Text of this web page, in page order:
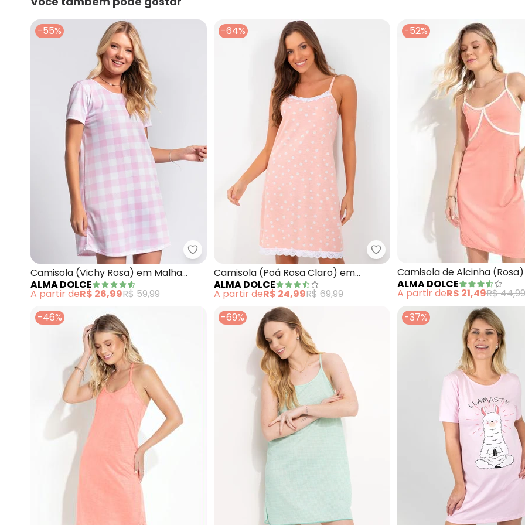
-55%
Alma Dolce - Camisola (Vichy Rosa) em Malha Colméia
Camisola (Vichy Rosa) em Malha
Colméia
ALMA DOLCE
A partir deR$ 26,99R$ 59,99
-64%
Alma Dolce - Camisola (Poá
Camisola (Poá Rosa Claro) em
Poliviscose
ALMA DOLCE
A partir deR$ 24,99R$ 69,99
-52%
Camisola de Alcinha (Rosa)
ALMA DOLCE
A partir deR$ 21,49R$ 44,99
-46%
-69% -37%